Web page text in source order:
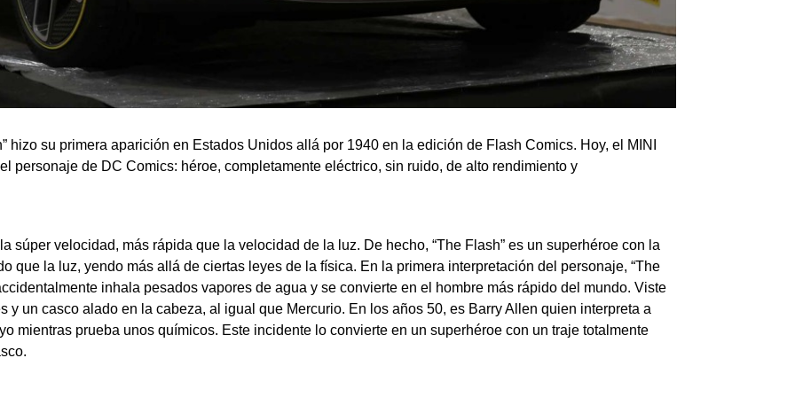
hizo su primera aparición en Estados Unidos allá por 1940 en la edición de Flash Comics. Hoy, el MINI
personaje de DC Comics: héroe, completamente eléctrico, sin ruido, de alto rendimiento y
súper velocidad, más rápida que la velocidad de la luz. De hecho, “The Flash” es un superhéroe con la
que la luz, yendo más allá de ciertas leyes de la física. En la primera interpretación del personaje, “The
inhala pesados vapores de agua y se convierte en el hombre más rápido del mundo. Viste
y un casco alado en la cabeza, al igual que Mercurio. En los años 50, es Barry Allen quien interpreta a
mientras prueba unos químicos. Este incidente lo convierte en un superhéroe con un traje totalmente